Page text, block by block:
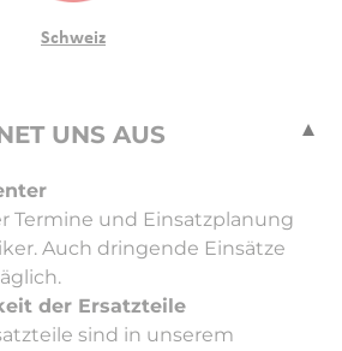
Schweiz
UNS AUS
Termine und Einsatzplanung
Auch dringende Einsätze
der Ersatzteile
sind in unserem